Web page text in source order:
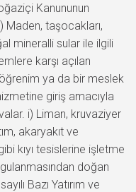
Kanununun
Maden, taşocakları,
mineralli sular ile ilgili
karşı açılan
ya da bir meslek
giriş amacıyla
i) Liman, kruvaziyer
akaryakıt ve
kıyı tesislerine işletme
doğan
Bazı Yatırım ve